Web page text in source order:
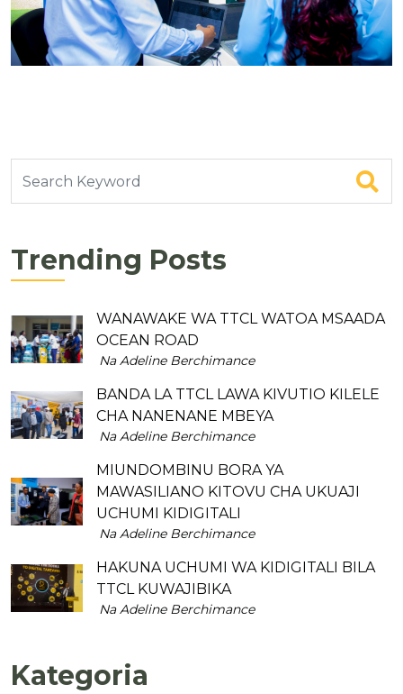
Trending Posts
WANAWAKE WA TTCL WATOA MSAADA
OCEAN ROAD
Na Adeline Berchimance
BANDA LA TTCL LAWA KIVUTIO KILELE
CHA NANENANE MBEYA
Na Adeline Berchimance
MIUNDOMBINU BORA YA
MAWASILIANO KITOVU CHA UKUAJI
UCHUMI KIDIGITALI
Na Adeline Berchimance
HAKUNA UCHUMI WA KIDIGITALI BILA
TTCL KUWAJIBIKA
Na Adeline Berchimance
Kategoria